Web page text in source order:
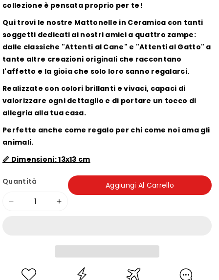
collezione è pensata proprio per te!
Qui trovi le nostre Mattonelle in Ceramica con tanti
soggetti dedicati ai nostri amici a quattro zampe:
dalle classiche "Attenti al Cane" e "Attenti al Gatto" a
tante altre creazioni originali che raccontano
l'affetto e la gioia che solo loro sanno regalarci.
Realizzate con colori brillanti e vivaci, capaci di
valorizzare ogni dettaglio e di portare un tocco di
allegria alla tua casa.
Perfette anche come regalo per chi come noi ama gli
animali.
📏 Dimensioni: 13x13 cm
Quantità
Diminuisci
Mattonella
Ceramica
Aumenta
Mattonella
in
Ceramica
Aggiungi Al Carrello